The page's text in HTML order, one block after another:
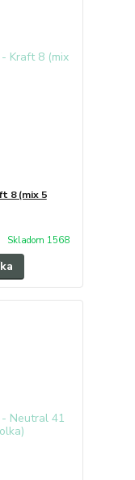
8 (mix 5
Skladom 1568